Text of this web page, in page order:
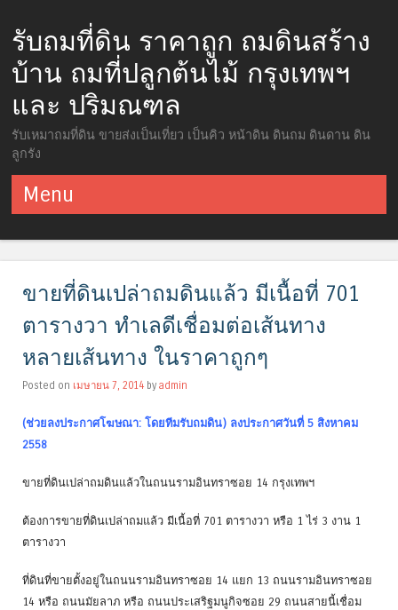
รับถมที่ดิน ราคาถูก ถมดินสร้าง
บ้าน ถมที่ปลูกต้นไม้ กรุงเทพฯ
และ ปริมณฑล
รับเหมาถมที่ดิน ขายส่งเป็นเที่ยว เป็นคิว หน้าดิน ดินถม ดินดาน ดิน
ลูกรัง
Menu
ขายที่ดินเปล่าถมดินแล้ว มีเนื้อที่ 701
ตารางวา ทำเลดีเชื่อมต่อเส้นทาง
หลายเส้นทาง ในราคาถูกๆ
Posted on เมษายน 7, 2014 by admin
(ช่วยลงประกาศโฆษณา: โดยทีมรับถมดิน) ลงประกาศวันที่ 5 สิงหาคม
2558
ขายที่ดินเปล่าถมดินแล้วในถนนรามอินทราซอย 14 กรุงเทพฯ
ต้องการขายที่ดินเปล่าถมแล้ว มีเนื้อที่ 701 ตารางวา หรือ 1 ไร่ 3 งาน 1
ตารางวา
ที่ดินที่ขายตั้งอยู่ในถนนรามอินทราซอย 14 แยก 13 ถนนรามอินทราซอย
14 หรือ ถนนมัยลาภ หรือ ถนนประเสริฐมนูกิจซอย 29 ถนนสายนี้เชื่อม